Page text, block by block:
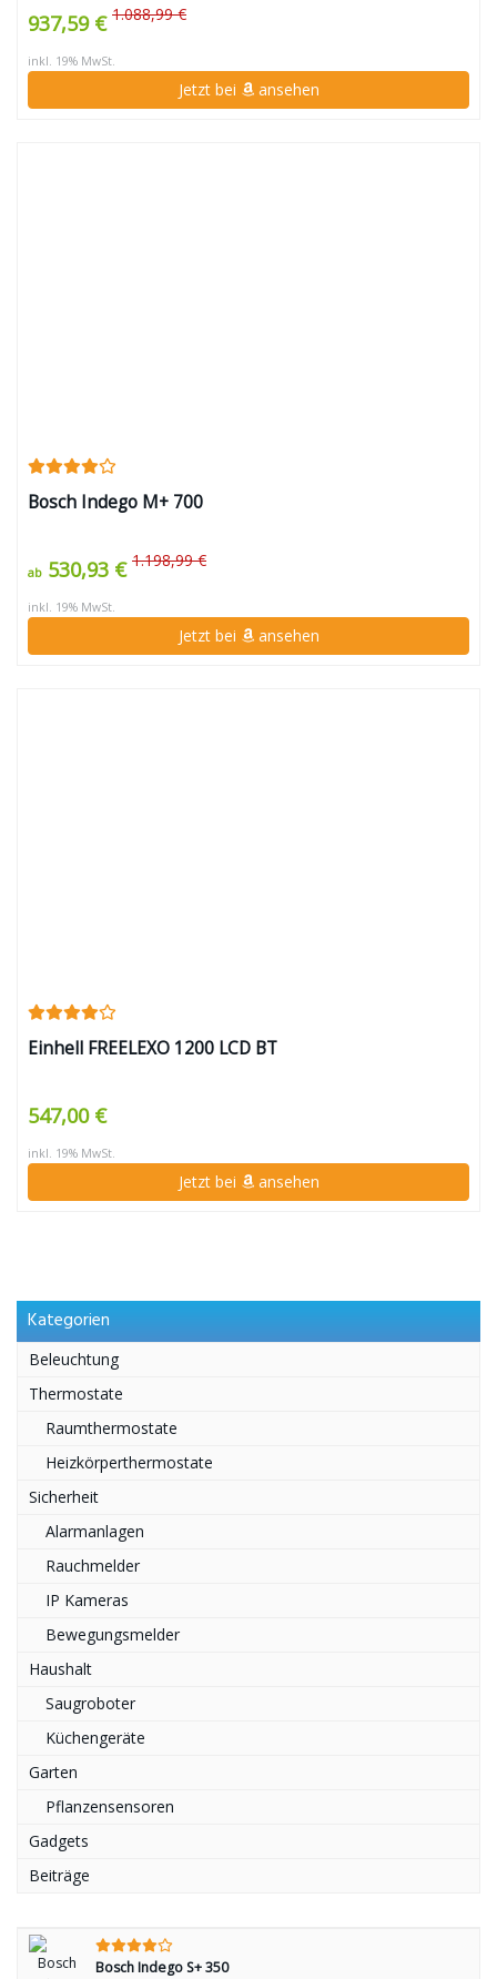
937,59 € 1.088,99 €
inkl. 19% MwSt.
Jetzt bei ansehen
Bosch Indego M+ 700
ab 530,93 € 1.198,99 €
inkl. 19% MwSt.
Jetzt bei ansehen
Einhell FREELEXO 1200 LCD BT
547,00 €
inkl. 19% MwSt.
Jetzt bei ansehen
Kategorien
Beleuchtung
Thermostate
Raumthermostate
Heizkörperthermostate
Sicherheit
Alarmanlagen
Rauchmelder
IP Kameras
Bewegungsmelder
Haushalt
Saugroboter
Küchengeräte
Garten
Pflanzensensoren
Gadgets
Beiträge
Bosch Indego S+ 350